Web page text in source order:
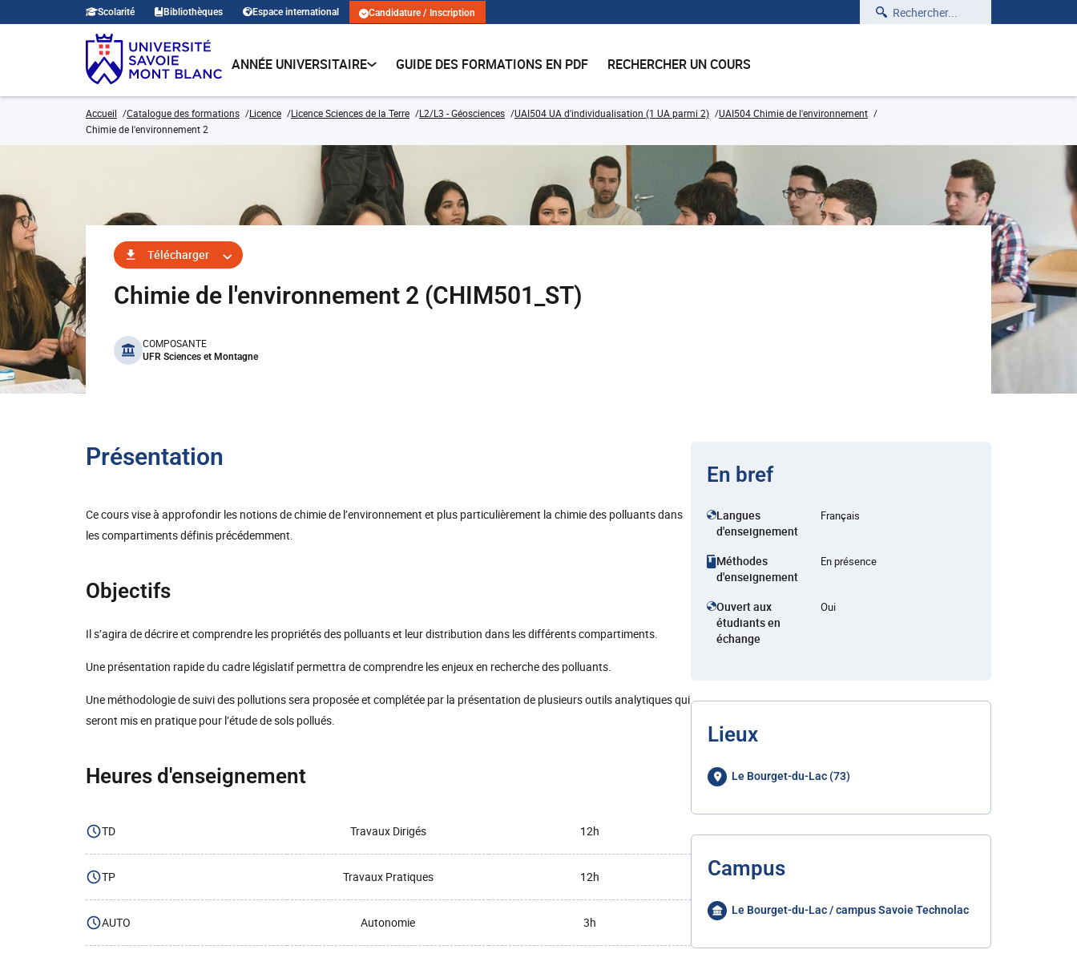
Scolarité Bibliothèques Espace international Candidature / Inscription Rechercher
ANNÉE UNIVERSITAIRE GUIDE DES FORMATIONS EN PDF RECHERCHER UN COURS
Accueil Catalogue des formations Licence Licence Sciences de la Terre L2/L3 - Géosciences UAI504 UA d'individualisation (1 UA parmi 2)
UAI504 Chimie de l'environnement
Chimie de l'environnement 2
Télécharger
Chimie de l'environnement 2 (CHIM501_ST)
benefits
COMPOSANTE
UFR Sciences et Montagne
Présentation
Ce cours vise à approfondir les notions de chimie de l’environnement et plus particulièrement la chimie des polluants dans
les compartiments définis précédemment.
Objectifs
Il s’agira de décrire et comprendre les propriétés des polluants et leur distribution dans les différents compartiments.
Une présentation rapide du cadre législatif permettra de comprendre les enjeux en recherche des polluants.
Une méthodologie de suivi des pollutions sera proposée et complétée par la présentation de plusieurs outils analytiques qui
seront mis en pratique pour l’étude de sols pollués.
Heures d'enseignement
TD Travaux Dirigés 12h
TP Travaux Pratiques 12h
AUTO Autonomie 3h
En bref
Langues
d'enseignement
Français
Méthodes
d'enseignement
En présence
Ouvert aux
étudiants en
échange
Oui
Lieux
Le Bourget-du-Lac (73)
Campus
Le Bourget-du-Lac / campus Savoie Technolac